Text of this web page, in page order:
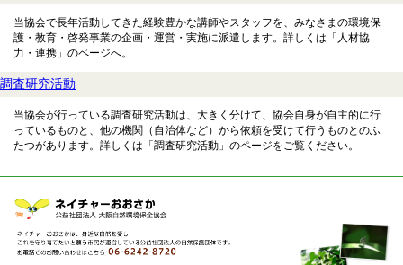
当協会で長年活動してきた経験豊かな講師やスタッフを、みなさまの環境保
護・教育・啓発事業の企画・運営・実施に派遣します。詳しくは「人材協
力・連携」のページへ。
調査研究活動
当協会が行っている調査研究活動は、大きく分けて、協会自身が自主的に行
っているものと、他の機関（自治体など）から依頼を受けて行うものとのふ
たつがあります。詳しくは「調査研究活動」のページをご覧ください。
事業報告書・決算書
コンプライアンス（内部通報窓口）